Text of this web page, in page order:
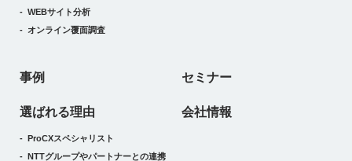
WEBサイト分析
オンライン覆面調査
事例 セミナー
選ばれる理由
ProCXスペシャリスト
NTTグループやパートナーとの連携
会社情報